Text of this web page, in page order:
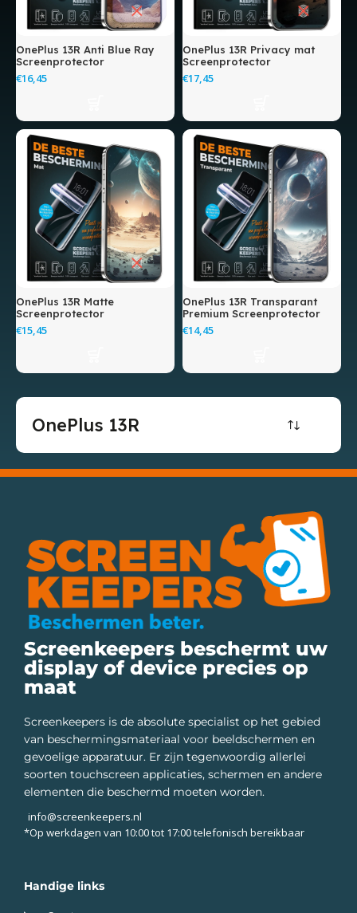
OnePlus 13R Anti Blue Ray
Screenprotector
€
OnePlus 13R Privacy mat
Screenprotector
€
OnePlus 13R Matte
Screenprotector
€
OnePlus 13R Transparant
Premium Screenprotector
€
OnePlus 13R
Screenkeepers beschermt uw
display of device precies op
maat
Screenkeepers is de absolute specialist op het gebied
van beschermingsmateriaal voor beeldschermen en
gevoelige apparatuur. Er zijn tegenwoordig allerlei
soorten touchscreen applicaties, schermen en andere
elementen die beschermd moeten worden.
info@screenkeepers.nl
*Op werkdagen van 10:00 tot 17:00 telefonisch bereikbaar
Handige links